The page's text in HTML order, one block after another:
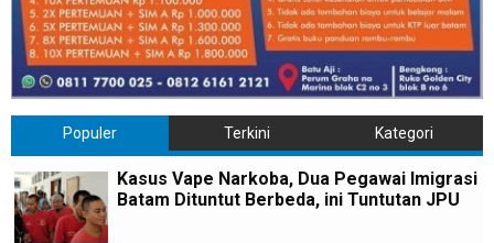
Populer Terkini Kategori
Kasus Vape Narkoba, Dua Pegawai Imigrasi
Batam Dituntut Berbeda, ini Tuntutan JPU